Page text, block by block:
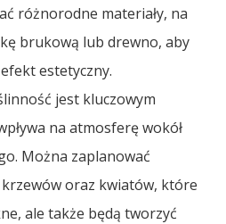
różnorodne materiały, na
brukową lub drewno, aby
estetyczny.
jest kluczowym
na atmosferę wokół
Można zaplanować
oraz kwiatów, które
ale także będą tworzyć